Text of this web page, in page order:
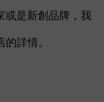
或是新創品牌，我
詳情。